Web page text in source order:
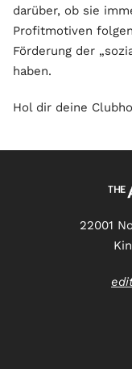
darüber, ob sie
Profitmotiven
Förderung der
haben.
Hol dir deine
22001